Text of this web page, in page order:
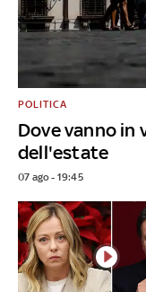
Dove vanno in
dell'estate
POLITICA
07 ago - 19:45